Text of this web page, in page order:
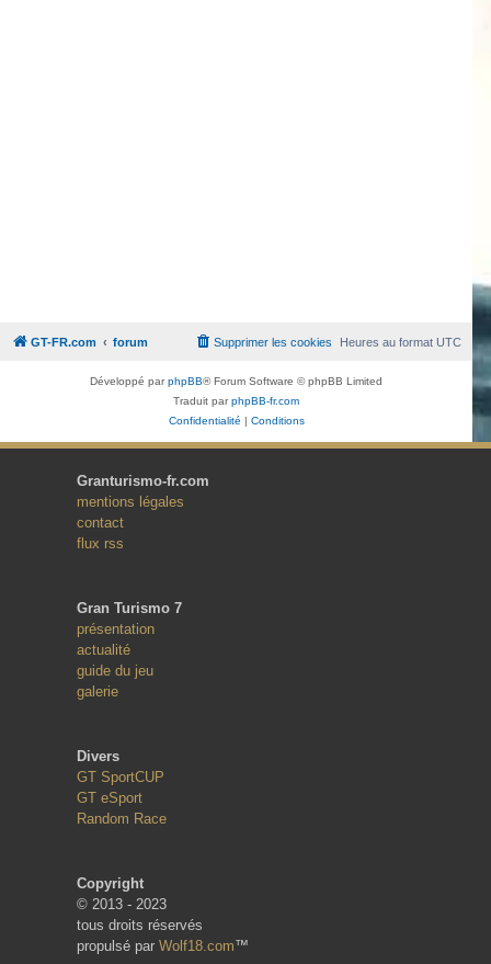
GT-FR.com forum Heures au formatUTC
Supprimer les cookies
Développé parphpBB® Forum Software © phpBB Limited
Traduit parphpBB-fr.com
Confidentialité | Conditions
Granturismo-fr.com
mentions légales
contact
flux rss
Gran Turismo 7
présentation
actualité
guide du jeu
galerie
Divers
GT SportCUP
GT eSport
Random Race
Copyright
© 2013 - 2023
tous droits réservés
propulsé par Wolf18.com™